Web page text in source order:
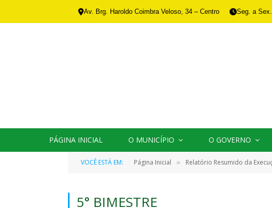
Av. Brg. Haroldo Coimbra Veloso, 34 – Centro Seg. a
PÁGINA INICIAL O MUNICÍPIO O GOVERNO
VOCÊ ESTÁ EM: Página Inicial » Relatório Resumido da
5° BIMESTRE